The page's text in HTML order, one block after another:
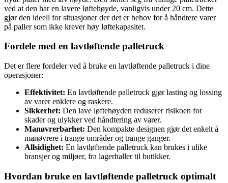
ved at den har en lavere løftehøyde, vanligvis under 20 cm. Dette
gjør den ideell for situasjoner der det er behov for å håndtere varer
på paller som ikke krever høy løftekapasitet.
Fordele med en lavtløftende palletruck
Det er flere fordeler ved å bruke en lavtløftende palletruck i dine
operasjoner:
Effektivitet: En lavtløftende palletruck gjør lasting og lossing
av varer enklere og raskere.
Sikkerhet: Den lave løftehøyden reduserer risikoen for
skader og ulykker ved håndtering av varer.
Manøvrerbarhet: Den kompakte designen gjør det enkelt å
manøvrere i trange områder og trange ganger.
Allsidighet: En lavtløftende palletruck kan brukes i ulike
bransjer og miljøer, fra lagerhaller til butikker.
Hvordan bruke en lavtløftende palletruck optimalt